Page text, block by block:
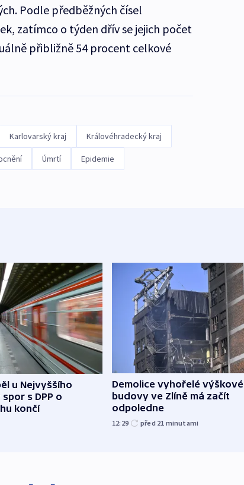
Podle předběžných čísel
zatímco o týden dřív se jejich počet
přibližně 54 procent celkové
Karlovarský kraj Královéhradecký kraj
Úmrtí Epidemie
u Nejvyššího
s DPP o
končí
Demolice vyhořelé výškové
budovy ve Zlíně má začít
odpoledne
12:29 před 21 minutami